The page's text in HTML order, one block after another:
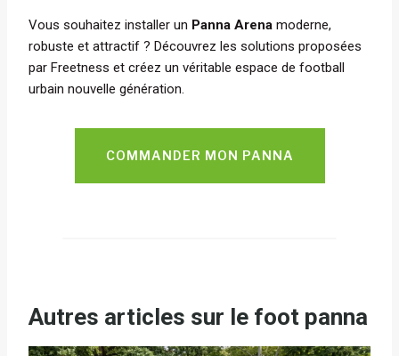
Vous souhaitez installer un Panna Arena moderne,
robuste et attractif ? Découvrez les solutions proposées
par Freetness et créez un véritable espace de football
urbain nouvelle génération.
COMMANDER MON PANNA
Autres articles sur le foot panna